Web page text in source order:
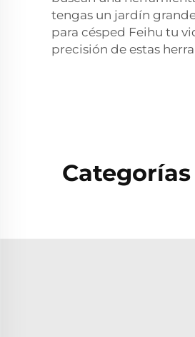
tengas un jardín
para césped Feihu tu
precisión de estas